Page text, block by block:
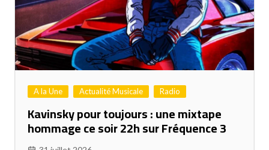
A la Une Actualité Musicale Radio
Kavinsky pour toujours : une mixtape
hommage ce soir 22h sur Fréquence 3